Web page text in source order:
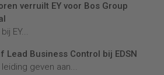
verruilt EY voor Bos Group
EY...
Lead Business Control bij EDSN
geven aan...